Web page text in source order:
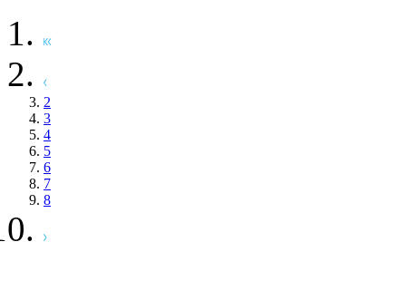
2
3
4
5
6
7
8